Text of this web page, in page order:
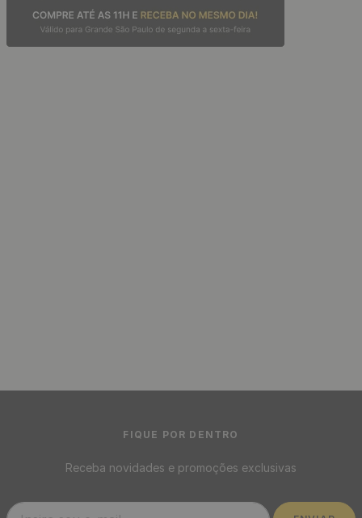
Translucida 100% Poliester
R$ 129 ,00
12xdeR$ 10 ,75sem juros